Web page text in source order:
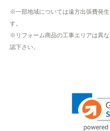
作業をされた方はスムー
欲しい商品をスムーズに注
ショップからの連絡や対応
※一部地域については遠方出張費発
す。
※リフォーム商品の工事エリアは異
認下さい。